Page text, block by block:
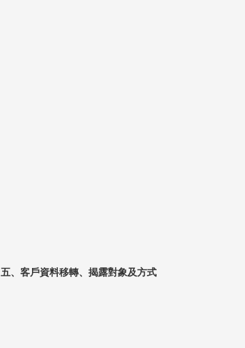
五、客戶資料移轉、揭露對象及方式